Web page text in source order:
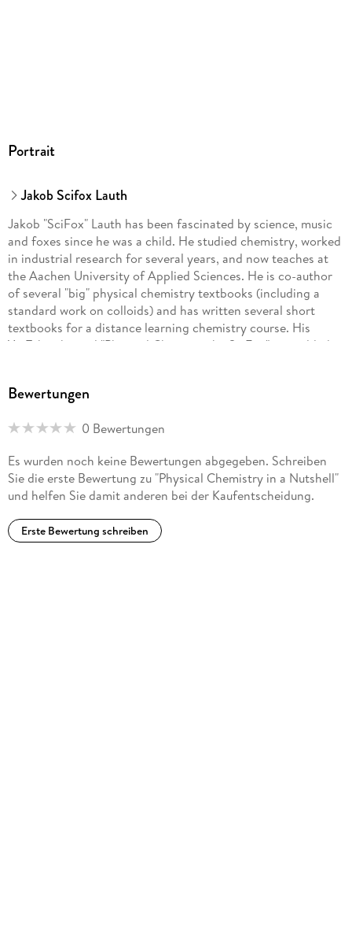
Portrait
Jakob Scifox Lauth
Jakob "SciFox" Lauth has been fascinated by science, music
and foxes since he was a child. He studied chemistry, worked
in industrial research for several years, and now teaches at
the Aachen University of Applied Sciences. He is co-author
of several "big" physical chemistry textbooks (including a
standard work on colloids) and has written several short
textbooks for a distance learning chemistry course. His
YouTube channel "Physical Chemistry by SciFox" was added
Bewertungen
0 Bewertungen
Es wurden noch keine Bewertungen abgegeben. Schreiben
Sie die erste Bewertung zu "Physical Chemistry in a Nutshell"
und helfen Sie damit anderen bei der Kaufentscheidung.
Erste Bewertung schreiben